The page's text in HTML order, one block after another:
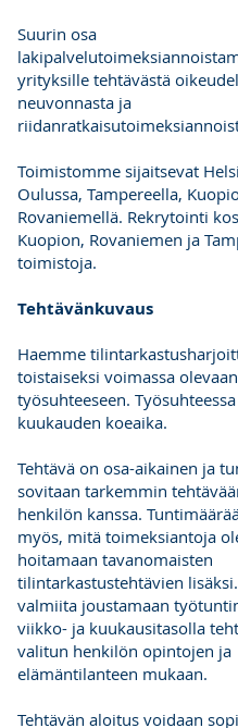
Suurin osa
yrityksille tehtävästä
neuvonnasta ja
Toimistomme sijaitsevat
Oulussa, Tampereella,
Rovaniemellä. Rekrytointi
Kuopion, Rovaniemen ja
toimistoja.
Tehtävänkuvaus
Haemme
toistaiseksi voimassa olevaan
työsuhteeseen.
kuukauden koeaika.
Tehtävä on osa-aikainen ja
sovitaan tarkemmin
henkilön kanssa.
myös, mitä toimeksiantoja
hoitamaan tavanomaisten
tilintarkastustehtävien
valmiita joustamaan
viikko- ja kuukausitasolla
valitun henkilön opintojen ja
elämäntilanteen mukaan.
Tehtävän aloitus voidaan